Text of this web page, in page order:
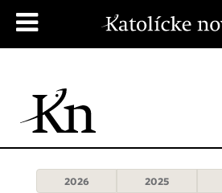
2026 2025